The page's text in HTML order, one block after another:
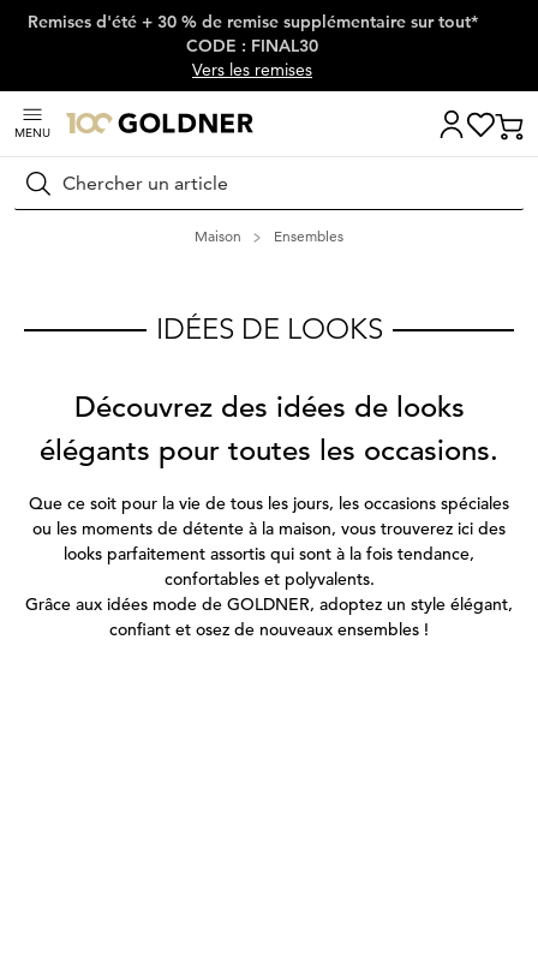
Passer la navigation, aller directement au contenu
Remises d'été + 30 % de remise supplémentaire sur tout*
CODE : FINAL30
Vers les remises
MENU
Rechercher
Maison Ensembles
IDÉES DE LOOKS
Découvrez des idées de looks
élégants pour toutes les occasions.
Que ce soit pour la vie de tous les jours, les occasions spéciales
ou les moments de détente à la maison, vous trouverez ici des
looks parfaitement assortis qui sont à la fois tendance,
confortables et polyvalents.
Grâce aux idées mode de GOLDNER, adoptez un style élégant,
confiant et osez de nouveaux ensembles !